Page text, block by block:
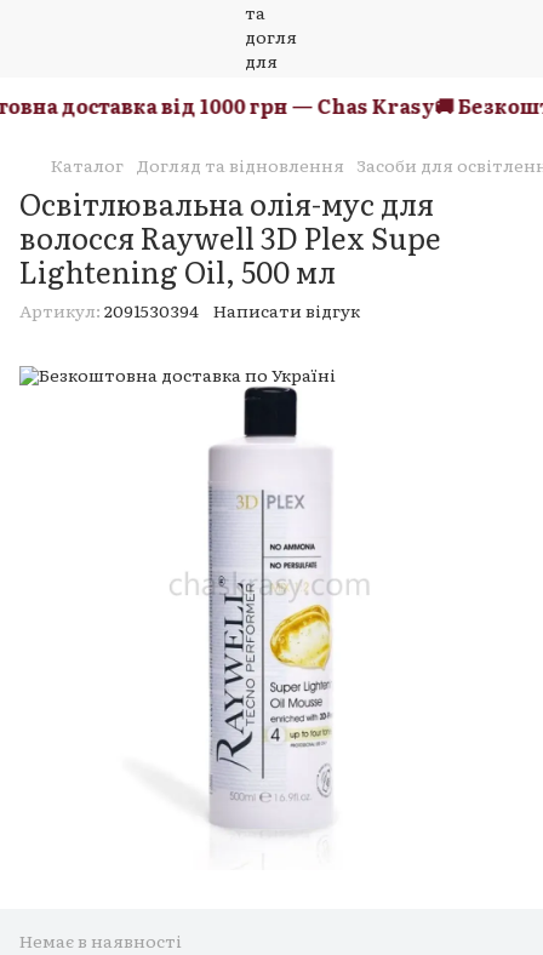
доставка від 1000 грн — Chas Krasy🚚
Каталог Догляд та відновлення Засоби для
Освітлювальна олія-мус для
волосся Raywell 3D Plex Supe
Lightening Oil, 500 мл
Артикул: 2091530394 Написати відгук
Немає в наявності